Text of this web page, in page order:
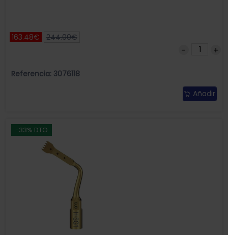
163.48€ 244.00€
Referencia: 3076118
Añadir
-33% DTO